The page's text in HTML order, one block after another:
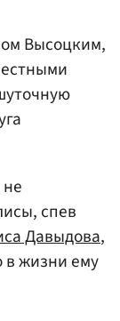
Высоцким,
спев
Давыдова,
в жизни ему